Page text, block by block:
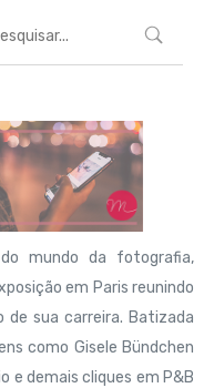
mundo da fotografia,
em Paris reunindo
de sua carreira. Batizada
como Gisele Bündchen
e demais cliques em P&B